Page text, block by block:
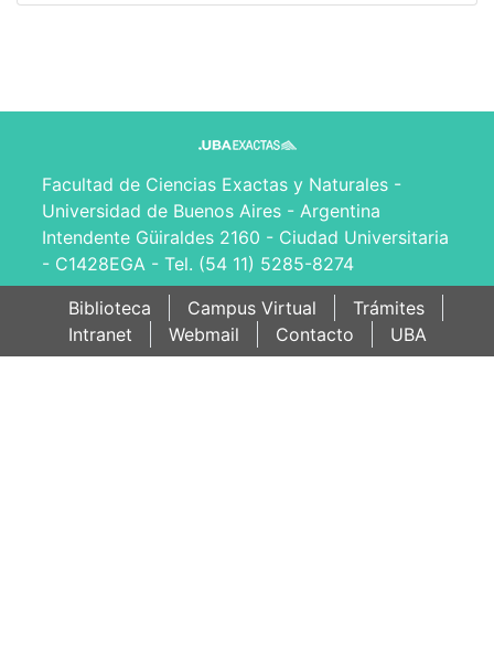
Facultad de Ciencias Exactas y Naturales -
Universidad de Buenos Aires - Argentina
Intendente Güiraldes 2160 - Ciudad Universitaria
- C1428EGA - Tel. (54 11) 5285-8274
Biblioteca
Campus Virtual
Trámites
Intranet
Webmail Contacto UBA